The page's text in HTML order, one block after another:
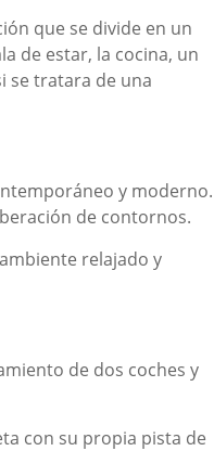
que se divide en un
de estar, la cocina, un
se tratara de una
y moderno.
de contornos.
relajado y
de dos coches y
con su propia pista de